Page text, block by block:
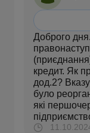
Доброго
кредит. Як
дод.2?
було
які